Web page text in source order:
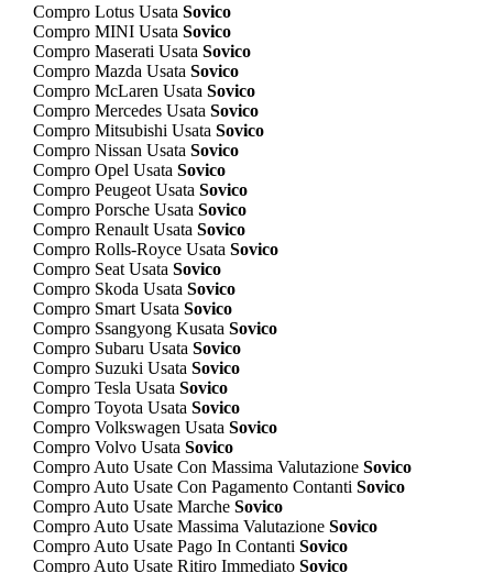
Compro Lotus Usata Sovico
Compro MINI Usata Sovico
Compro Maserati Usata Sovico
Compro Mazda Usata Sovico
Compro McLaren Usata Sovico
Compro Mercedes Usata Sovico
Compro Mitsubishi Usata Sovico
Compro Nissan Usata Sovico
Compro Opel Usata Sovico
Compro Peugeot Usata Sovico
Compro Porsche Usata Sovico
Compro Renault Usata Sovico
Compro Rolls-Royce Usata Sovico
Compro Seat Usata Sovico
Compro Skoda Usata Sovico
Compro Smart Usata Sovico
Compro Ssangyong Kusata Sovico
Compro Subaru Usata Sovico
Compro Suzuki Usata Sovico
Compro Tesla Usata Sovico
Compro Toyota Usata Sovico
Compro Volkswagen Usata Sovico
Compro Volvo Usata Sovico
Compro Auto Usate Con Massima ValutazioneSovico
Compro Auto Usate Con Pagamento Contanti Sovico
Compro Auto Usate MarcheSovico
Compro Auto Usate Massima ValutazioneSovico
Compro Auto Usate Pago In Contanti Sovico
Compro Auto Usate Ritiro ImmediatoSovico